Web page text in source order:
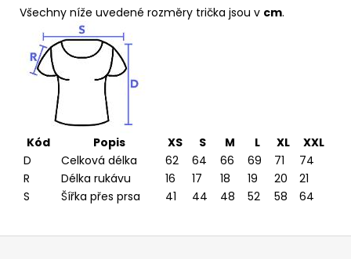
Všechny níže uvedené rozměry trička jsou v cm.
Kód Popis XS S M L XL
XXL
D
Celková délka 62 64 66 69 71
74
R
Délka rukávu 16 17 18 19 20
21
S
Šířka přes prsa 41 44 48 52 58 64
Z